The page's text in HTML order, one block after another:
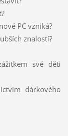
PC vzniká?
znalostí?
své děti
dárkového